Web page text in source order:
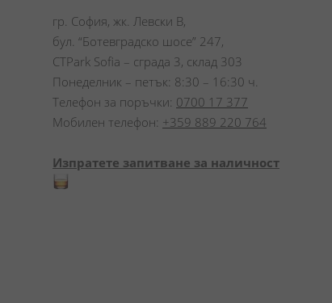
гр. София, жк. Левски В,
бул. “Ботевградско шосе” 247,
CTPark Sofia – сграда 3, склад 303
Понеделник – петък: 8:30 – 16:30 ч.
Телефон за поръчки: 0700 17 377
Мобилен телефон: +359 889 220 764
Изпратете запитване за наличност